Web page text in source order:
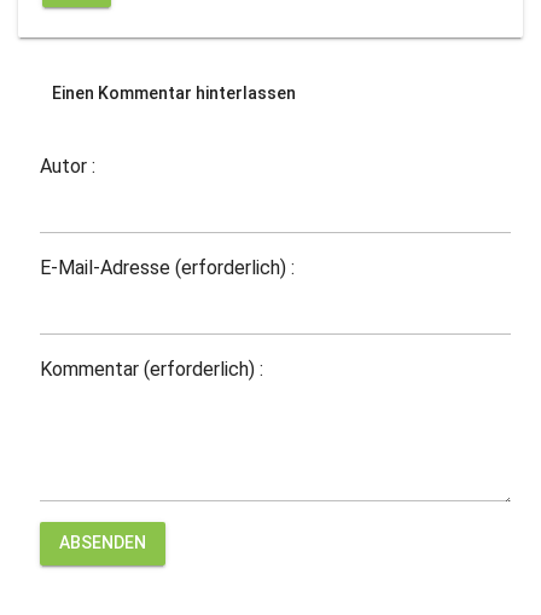
Einen Kommentar hinterlassen
Autor :
E-Mail-Adresse (erforderlich) :
Kommentar (erforderlich) :
ABSENDEN